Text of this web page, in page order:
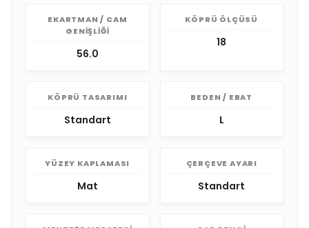
EKARTMAN / CAM
GENIŞLIĞI
56.0
KÖPRÜ ÖLÇÜSÜ
18
KÖPRÜ TASARIMI
Standart
BEDEN / EBAT
L
YÜZEY KAPLAMASI
Mat
ÇERÇEVE AYARI
Standart